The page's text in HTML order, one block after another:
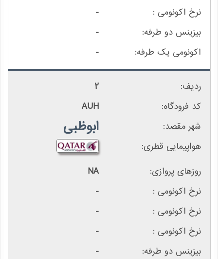
-
-
-
2
AUH
ابوظبی
NA
-
-
-
-